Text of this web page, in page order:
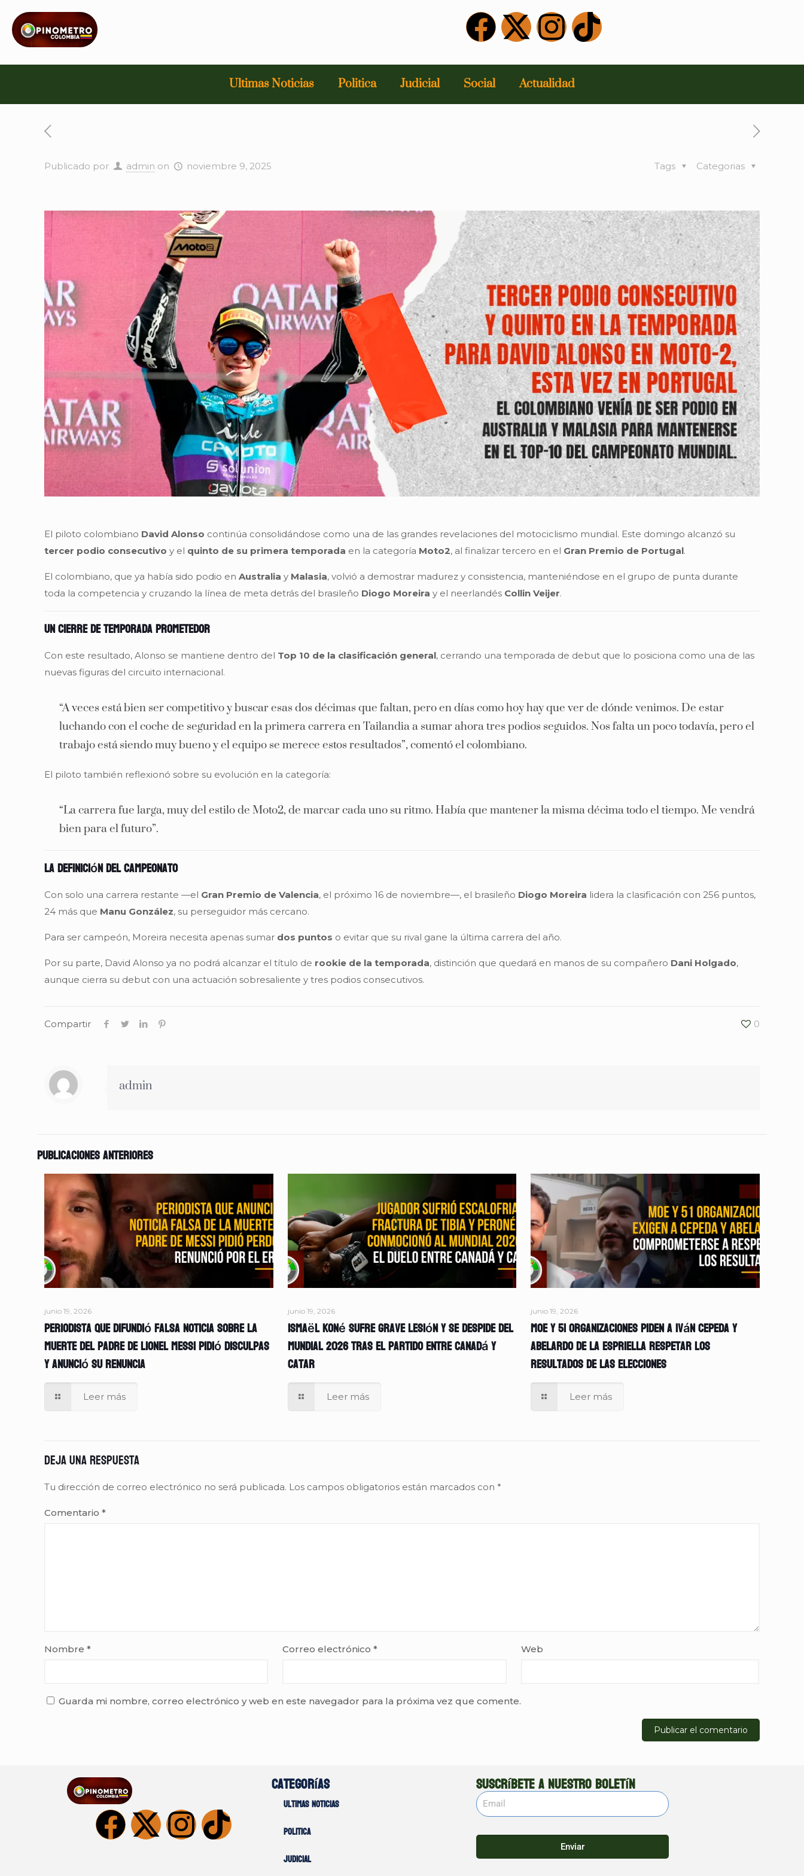
Ultimas Noticias Politica Judicial Social Actualidad
Publicado por admin on noviembre 9, 2025 Categorias
Tags
El piloto colombiano David Alonso continúa consolidándose como una de las grandes revelaciones del motociclismo mundial. Este domingo alcanzó su
tercer podio consecutivo y el quinto de su primera temporada en la categoría Moto2, al finalizar tercero en el Gran Premio de Portugal.
El colombiano, que ya había sido podio enAustralia y Malasia, volvió a demostrar madurez y consistencia, manteniéndose en el grupo de punta durante
toda la competencia y cruzando la línea de meta detrás del brasileño Diogo Moreira y el neerlandés Collin Veijer.
Un cierre de temporada prometedor
Con este resultado, Alonso se mantiene dentro del Top 10 de la clasificación general, cerrando una temporada de debut que lo posiciona como una de las
nuevas figuras del circuito internacional.
“A veces está bien ser competitivo y buscar esas dos décimas que faltan, pero en días como hoy hay que ver de dónde venimos. De estar
luchando con el coche de seguridad en la primera carrera en Tailandia a sumar ahora tres podios seguidos. Nos falta un poco todavía, pero el
trabajo está siendo muy bueno y el equipo se merece estos resultados”, comentó el colombiano.
El piloto también reflexionó sobre su evolución en la categoría:
“La carrera fue larga, muy del estilo de Moto2, de marcar cada uno su ritmo. Había que mantener la misma décima todo el tiempo. Me vendrá
bien para el futuro”.
La definición del campeonato
Con solo una carrera restante —el Gran Premio de Valencia, el próximo 16 de noviembre—, el brasileño Diogo Moreira lidera la clasificación con 256 puntos,
24 más que Manu González, su perseguidor más cercano.
Para ser campeón, Moreira necesita apenas sumar dos puntos o evitar que su rival gane la última carrera del año.
Por su parte, David Alonso ya no podrá alcanzar el título de rookie de la temporada, distinción que quedará en manos de su compañero Dani Holgado,
aunque cierra su debut con una actuación sobresaliente y tres podios consecutivos.
Compartir 0
admin
Publicaciones anteriores
junio 19, 2026
Periodista que difundió falsa noticia sobre la
muerte del padre de Lionel Messi pidió disculpas
y anunció su renuncia
Leer más
junio 19, 2026
Ismaël Koné sufre grave lesión y se despide del
Mundial 2026 tras el partido entre Canadá y
Catar
Leer más
junio 19, 2026
MOE y 51 organizaciones piden a Iván Cepeda y
Abelardo de la Espriella respetar los
resultados de las elecciones
Leer más
Deja una respuesta
Tu dirección de correo electrónico no será publicada. Los campos obligatorios están marcados con *
Comentario *
Nombre * Correo electrónico* Web
Guarda mi nombre, correo electrónico y web en este navegador para la próxima vez que comente.
Categorías
Ultimas noticias
Politica
Judicial
Suscríbete a nuestro boletín
Enviar